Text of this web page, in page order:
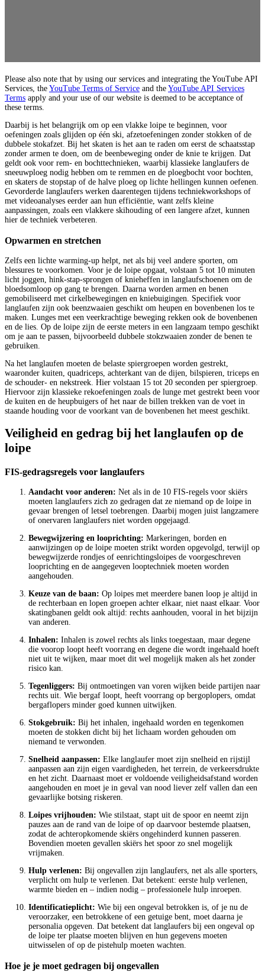
Please also note that by using our services and integrating the YouTube API
Services, the YouTube Terms of Service and the YouTube API Services
Terms apply and your use of our website is deemed to be acceptance of
these terms.
Daarbij is het belangrijk om op een vlakke loipe te beginnen, voor
oefeningen zoals glijden op één ski, afzetoefeningen zonder stokken of de
dubbele stokafzet. Bij het skaten is het aan te raden om eerst de schaatsstap
zonder armen te doen, om de beenbeweging onder de knie te krijgen. Dat
geldt ook voor rem- en bochttechnieken, waarbij klassieke langlaufers de
sneeuwploeg nodig hebben om te remmen en de ploegbocht voor bochten,
en skaters de stopstap of de halve ploeg op lichte hellingen kunnen oefenen.
Gevorderde langlaufers werken daarentegen tijdens techniekworkshops of
met videoanalyses eerder aan hun efficiëntie, want zelfs kleine
aanpassingen, zoals een vlakkere skihouding of een langere afzet, kunnen
hier de techniek verbeteren.
Opwarmen en stretchen
Zelfs een lichte warming-up helpt, net als bij veel andere sporten, om
blessures te voorkomen. Voor je de loipe opgaat, volstaan 5 tot 10 minuten
licht joggen, hink-stap-sprongen of knieheffen in langlaufschoenen om de
bloedsomloop op gang te brengen. Daarna worden armen en benen
gemobiliseerd met cirkelbewegingen en kniebuigingen. Specifiek voor
langlaufen zijn ook beenzwaaien geschikt om heupen en bovenbenen los te
maken. Lunges met een veerkrachtige beweging rekken ook de bovenbenen
en de lies. Op de loipe zijn de eerste meters in een langzaam tempo geschikt
om je aan te passen, bijvoorbeeld dubbele stokzwaaien zonder de benen te
gebruiken.
Na het langlaufen moeten de belaste spiergroepen worden gestrekt,
waaronder kuiten, quadriceps, achterkant van de dijen, bilspieren, triceps en
de schouder- en nekstreek. Hier volstaan 15 tot 20 seconden per spiergroep.
Hiervoor zijn klassieke rekoefeningen zoals de lunge met gestrekt been voor
de kuiten en de heupbuigers of het naar de billen trekken van de voet in
staande houding voor de voorkant van de bovenbenen het meest geschikt.
Veiligheid en gedrag bij het langlaufen op de
loipe
FIS-gedragsregels voor langlaufers
Aandacht voor anderen: Net als in de 10 FIS-regels voor skiërs
moeten langlaufers zich zo gedragen dat ze niemand op de loipe in
gevaar brengen of letsel toebrengen. Daarbij mogen juist langzamere
of onervaren langlaufers niet worden opgejaagd.
Bewegwijzering en looprichting: Markeringen, borden en
aanwijzingen op de loipe moeten strikt worden opgevolgd, terwijl op
bewegwijzerde rondjes of eenrichtingsloipes de voorgeschreven
looprichting en de aangegeven looptechniek moeten worden
aangehouden.
Keuze van de baan: Op loipes met meerdere banen loop je altijd in
de rechterbaan en lopen groepen achter elkaar, niet naast elkaar. Voor
skatingbanen geldt ook altijd: rechts aanhouden, vooral in het bijzijn
van anderen.
Inhalen: Inhalen is zowel rechts als links toegestaan, maar degene
die voorop loopt heeft voorrang en degene die wordt ingehaald hoeft
niet uit te wijken, maar moet dit wel mogelijk maken als het zonder
risico kan.
Tegenliggers: Bij ontmoetingen van voren wijken beide partijen naar
rechts uit. Wie bergaf loopt, heeft voorrang op bergoplopers, omdat
bergaflopers minder goed kunnen uitwijken.
Stokgebruik: Bij het inhalen, ingehaald worden en tegenkomen
moeten de stokken dicht bij het lichaam worden gehouden om
niemand te verwonden.
Snelheid aanpassen: Elke langlaufer moet zijn snelheid en rijstijl
aanpassen aan zijn eigen vaardigheden, het terrein, de verkeersdrukte
en het zicht. Daarnaast moet er voldoende veiligheidsafstand worden
aangehouden en moet je in geval van nood liever zelf vallen dan een
gevaarlijke botsing riskeren.
Loipes vrijhouden: Wie stilstaat, stapt uit de spoor en neemt zijn
pauzes aan de rand van de loipe of op daarvoor bestemde plaatsen,
zodat de achteropkomende skiërs ongehinderd kunnen passeren.
Bovendien moeten gevallen skiërs het spoor zo snel mogelijk
vrijmaken.
Hulp verlenen: Bij ongevallen zijn langlaufers, net als alle sporters,
verplicht om hulp te verlenen. Dat betekent: eerste hulp verlenen,
warmte bieden en – indien nodig – professionele hulp inroepen.
Identificatieplicht: Wie bij een ongeval betrokken is, of je nu de
veroorzaker, een betrokkene of een getuige bent, moet daarna je
personalia opgeven. Dat betekent dat langlaufers bij een ongeval op
de loipe ter plaatse moeten blijven en hun gegevens moeten
uitwisselen of op de pistehulp moeten wachten.
Hoe je je moet gedragen bij ongevallen